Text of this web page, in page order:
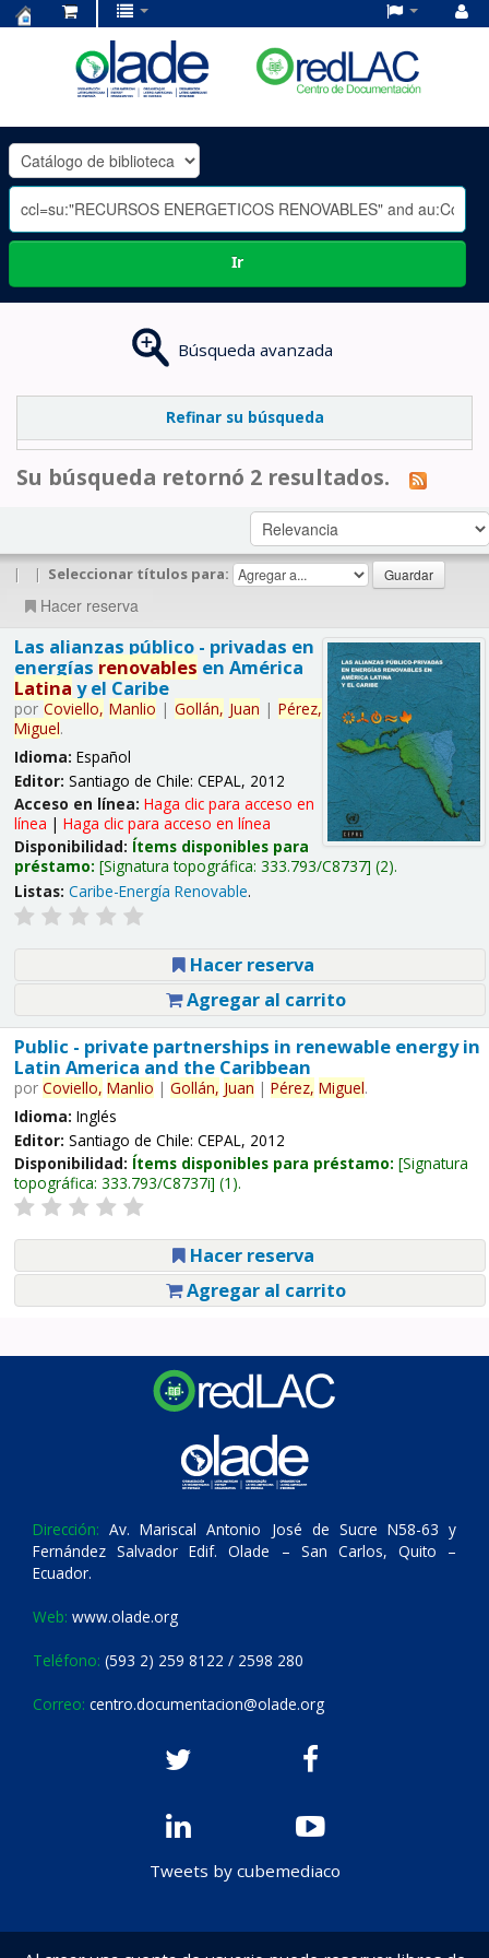
OLADE
-
Ir
Búsqueda avanzada
Refinar su búsqueda
Su búsqueda retornó 2 resultados.
| | Seleccionar títulos para:
Hacer reserva
Las alianzas público - privadas en
energías renovables en América
Latina y el Caribe
por Coviello, Manlio | Gollán, Juan | Pérez,
Miguel.
Idioma: Español
Editor: Santiago de Chile: CEPAL, 2012
Acceso en línea: Haga clic para acceso en
línea | Haga clic para acceso en línea
Disponibilidad: Ítems disponibles para
préstamo: Signatura topográfica: 333.793/C8737 (2).
Listas: Caribe-Energía Renovable.
Hacer reserva
Agregar al carrito
Public - private partnerships in renewable energy in
Latin America and the Caribbean
por Coviello, Manlio | Gollán, Juan | Pérez, Miguel.
Idioma: Inglés
Editor: Santiago de Chile: CEPAL, 2012
Disponibilidad: Ítems disponibles para préstamo: Signatura
topográfica: 333.793/C8737i (1).
Hacer reserva
Agregar al carrito
Dirección: Av. Mariscal Antonio José de Sucre N58-63 y
Fernández Salvador Edif. Olade – San Carlos, Quito –
Ecuador.
Web: www.olade.org
Teléfono: (593 2) 259 8122 / 2598 280
Correo: centro.documentacion@olade.org
Tweets by cubemediaco